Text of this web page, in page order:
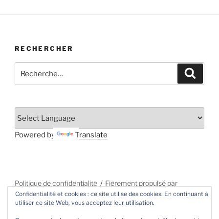
RECHERCHER
pour
Powered by Translate
Politique de confidentialité
Fièrement propulsé par
WordPress
Confidentialité et cookies : ce site utilise des cookies. En continuant à
utiliser ce site Web, vous acceptez leur utilisation.